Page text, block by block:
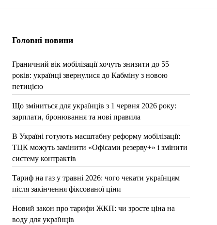
Головні новини
Граничний вік мобілізації хочуть знизити до 55
років: українці звернулися до Кабміну з новою
петицією
Що зміниться для українців з 1 червня 2026 року:
зарплати, бронювання та нові правила
В Україні готують масштабну реформу мобілізації:
ТЦК можуть замінити «Офісами резерву+» і змінити
систему контрактів
Тариф на газ у травні 2026: чого чекати українцям
після закінчення фіксованої ціни
Новий закон про тарифи ЖКП: чи зросте ціна на
воду для українців